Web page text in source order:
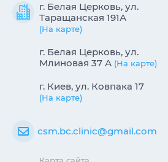
г. Белая Церковь, ул.
Таращанская 191А
(На карте)
г. Белая Церковь, ул.
Млиновая 37 А (На карте)
г. Киев, ул. Ковпака 17
(На карте)
csm.bc.clinic@gmail.com